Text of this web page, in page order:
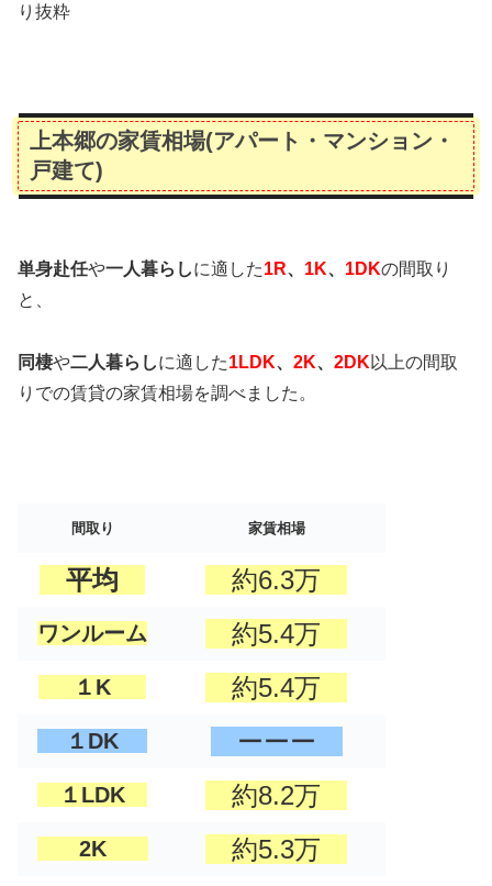
り抜粋
上本郷の家賃相場(アパート・マンション・
戸建て)
単身赴任や一人暮らしに適した1R、 1K、 1DKの間取り
と、
同棲や二人暮らしに適した1LDK、 2K、 2DK 以上の間取
りでの賃貸の家賃相場を調べました。
間取り 家賃相場
平均 約6.3万
ワンルーム 約5.4万
１K 約5.4万
１DK ーーー
１LDK 約8.2万
2K 約5.3万